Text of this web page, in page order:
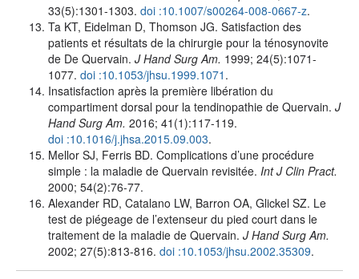
33(5):1301-1303. doi :10.1007/s00264-008-0667-z.
Ta KT, Eidelman D, Thomson JG. Satisfaction des
patients et résultats de la chirurgie pour la ténosynovite
de De Quervain. J Hand Surg Am. 1999; 24(5):1071-
1077. doi :10.1053/jhsu.1999.1071 .
Insatisfaction après la première libération du
compartiment dorsal pour la tendinopathie de Quervain. J
Hand Surg Am. 2016; 41(1):117-119.
doi :10.1016/j.jhsa.2015.09.003.
Mellor SJ, Ferris BD. Complications d’une procédure
simple : la maladie de Quervain revisitée. Int J Clin Pract.
2000; 54(2):76-77.
Alexander RD, Catalano LW, Barron OA, Glickel SZ. Le
test de piégeage de l’extenseur du pied court dans le
traitement de la maladie de Quervain. J Hand Surg Am.
2002; 27(5):813-816. doi :10.1053/jhsu.2002.35309.